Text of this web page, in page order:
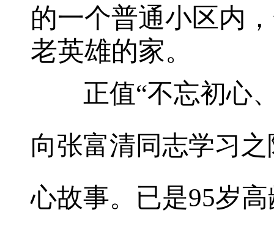
的一个普通小区内
老英雄的家。
正值“不忘初心、
向张富清同志学习
心故事。已是95岁